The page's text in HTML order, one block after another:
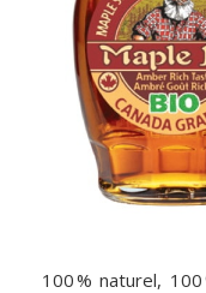
100 % naturel,